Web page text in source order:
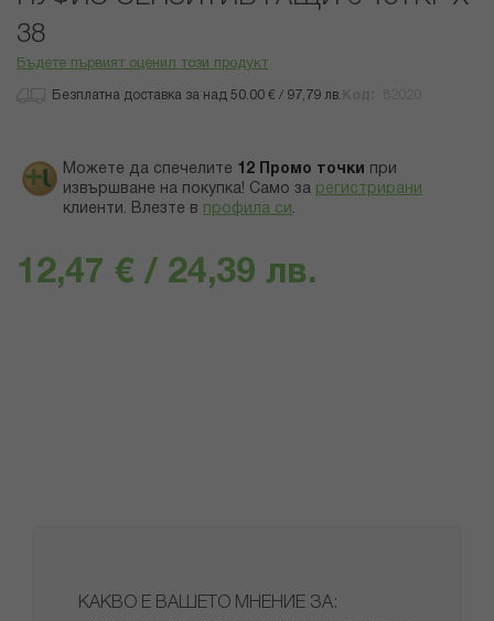
галерия
със
38
Бъдете първият оценил този продукт
Безплатна доставка за над 50.00 € / 97,79 лв.
Можете да спечелите 12 Промо точки
при
извършване на покупка! Само за регистрирани
клиенти. Влезте в профила си .
12,47 € / 24,39 лв.
КАКВО Е ВАШЕТО МНЕНИЕ ЗА: